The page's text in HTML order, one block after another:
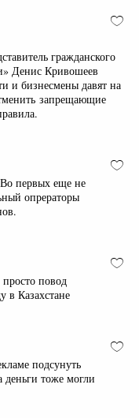
гражданского
Денис Кривошеев
и бизнесмены давят на
запрещающие
первых еще не
опрераторы
повод
в Казахстане
подсунуть
деньги тоже могли